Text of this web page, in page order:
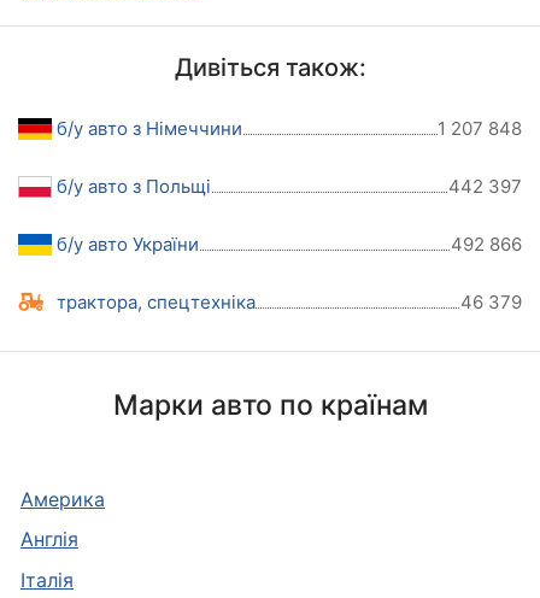
Дивіться також:
б/у авто з Німеччини 1 207 848
б/у авто з Польщі 442 397
б/у авто України 492 866
трактора, спецтехніка 46 379
Марки авто по країнам
Америка
Англія
Італія